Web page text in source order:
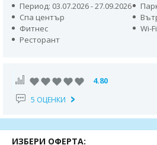
Период: 03.07.2026 - 27.09.2026
Спа център
Фитнес
Wi-
Ресторант
4.80
5 ОЦЕНКИ
ИЗБЕРИ ОФЕРТА: